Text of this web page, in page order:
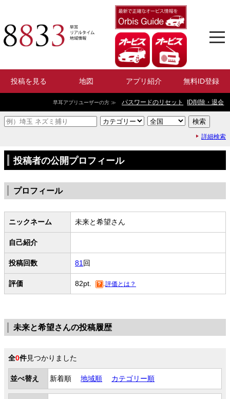
投稿を見る 地図 アプリ紹介 無料ID登録
早耳アプリユーザーの方 ≫ パスワードのリセット ID削除・退会
詳細検索
投稿者の公開プロフィール
プロフィール
ニックネーム 未来と希望さん
自己紹介
投稿回数 81 回
評価 82pt. 評価とは？
未来と希望さんの投稿履歴
全0件見つかりました
並べ替え 新着順 地域順 カテゴリー順